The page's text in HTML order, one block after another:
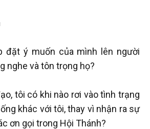
đặt ý muốn của mình lên người
nghe và tôn trọng họ?
tôi có khi nào rơi vào tình trạng
khác với tôi, thay vì nhận ra sự
ơn gọi trong Hội Thánh?